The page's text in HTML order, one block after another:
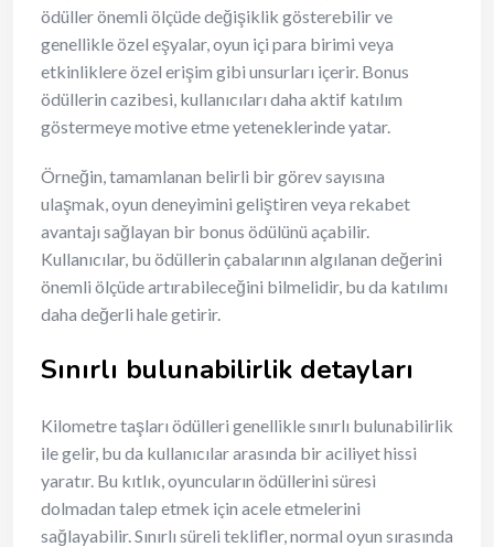
ödüller önemli ölçüde değişiklik gösterebilir ve
genellikle özel eşyalar, oyun içi para birimi veya
etkinliklere özel erişim gibi unsurları içerir. Bonus
ödüllerin cazibesi, kullanıcıları daha aktif katılım
göstermeye motive etme yeteneklerinde yatar.
Örneğin, tamamlanan belirli bir görev sayısına
ulaşmak, oyun deneyimini geliştiren veya rekabet
avantajı sağlayan bir bonus ödülünü açabilir.
Kullanıcılar, bu ödüllerin çabalarının algılanan değerini
önemli ölçüde artırabileceğini bilmelidir, bu da katılımı
daha değerli hale getirir.
Sınırlı bulunabilirlik detayları
Kilometre taşları ödülleri genellikle sınırlı bulunabilirlik
ile gelir, bu da kullanıcılar arasında bir aciliyet hissi
yaratır. Bu kıtlık, oyuncuların ödüllerini süresi
dolmadan talep etmek için acele etmelerini
sağlayabilir. Sınırlı süreli teklifler, normal oyun sırasında